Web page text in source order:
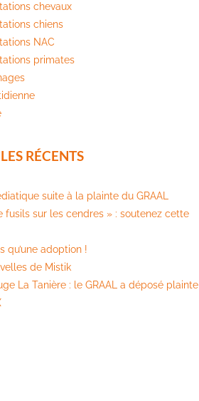
chevaux
chiens
NAC
primates
RÉCENTS
suite à la plainte du GRAAL
fusils sur les cendres » : soutenez cette
qu’une adoption !
de Mistik
La Tanière : le GRAAL a déposé plainte